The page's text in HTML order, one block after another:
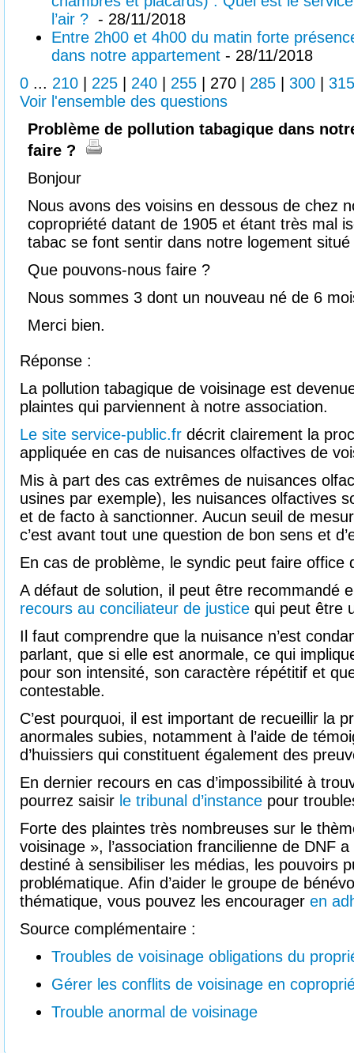
l’air ? - 28/11/2018
Entre 2h00 et 4h00 du matin forte
dans notre appartement - 28/11/2018
0 ... 210 225 240 255 270 285 300
315
Voir l'ensemble des questions
Problème de pollution tabagique dans
faire ?
Bonjour
Nous avons des voisins en dessous de chez
copropriété datant de 1905 et étant très mal
tabac se font sentir dans notre logement
Que pouvons-nous faire ?
Nous sommes 3 dont un nouveau né de 6
Merci bien.
Réponse :
La pollution tabagique de voisinage est
plaintes qui parviennent à notre association.
Le site service-public.fr décrit clairement la
appliquée en cas de nuisances olfactives de
Mis à part des cas extrêmes de nuisances
usines par exemple), les nuisances olfactives
et de facto à sanctionner. Aucun seuil de
c’est avant tout une question de bon sens et
En cas de problème, le syndic peut faire office
A défaut de solution, il peut être recommandé
recours au conciliateur de justice qui peut être
Il faut comprendre que la nuisance n’est
parlant, que si elle est anormale, ce qui
pour son intensité, son caractère répétitif et
contestable.
C’est pourquoi, il est important de recueillir la
anormales subies, notamment à l’aide de
d’huissiers qui constituent également des
En dernier recours en cas d’impossibilité à
pourrez saisir le tribunal d’instance pour
Forte des plaintes très nombreuses sur le
voisinage », l’association francilienne de DNF
destiné à sensibiliser les médias, les pouvoirs
problématique. Afin d’aider le groupe de
thématique, vous pouvez les encourager en
Source complémentaire :
Troubles de voisinage obligations du
Gérer les conflits de voisinage en
Trouble anormal de voisinage